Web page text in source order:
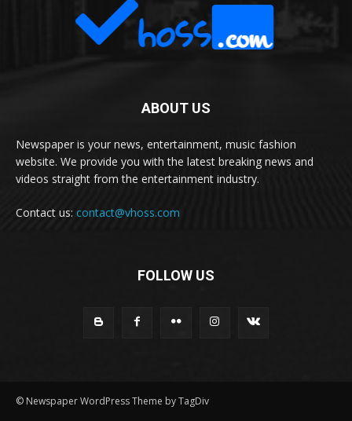
ABOUT US
Newspaper is your news, entertainment, music fashion
website. We provide you with the latest breaking news and
videos straight from the entertainment industry.
Contact us: contact@vhoss.com
FOLLOW US
© Newspaper WordPress Theme by TagDiv